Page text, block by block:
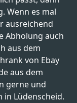
Wenn es mal
ausreichend
Abholung auch
aus dem
von Ebay
aus dem
gerne und
Lüdenscheid.